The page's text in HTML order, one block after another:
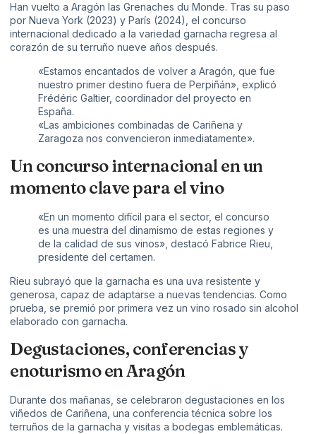
Han vuelto a Aragón las Grenaches du Monde. Tras su paso
por Nueva York (2023) y París (2024), el concurso
internacional dedicado a la variedad garnacha regresa al
corazón de su terruño nueve años después.
«Estamos encantados de volver a Aragón, que fue
nuestro primer destino fuera de Perpiñán», explicó
Frédéric Galtier, coordinador del proyecto en
España.
«Las ambiciones combinadas de Cariñena y
Zaragoza nos convencieron inmediatamente».
Un concurso internacional en un
momento clave para el vino
«En un momento difícil para el sector, el concurso
es una muestra del dinamismo de estas regiones y
de la calidad de sus vinos», destacó Fabrice Rieu,
presidente del certamen.
Rieu subrayó que la garnacha es una uva resistente y
generosa, capaz de adaptarse a nuevas tendencias. Como
prueba, se premió por primera vez un vino rosado sin alcohol
elaborado con garnacha.
Degustaciones, conferencias y
enoturismo en Aragón
Durante dos mañanas, se celebraron degustaciones en los
viñedos de Cariñena, una conferencia técnica sobre los
terruños de la garnacha y visitas a bodegas emblemáticas.